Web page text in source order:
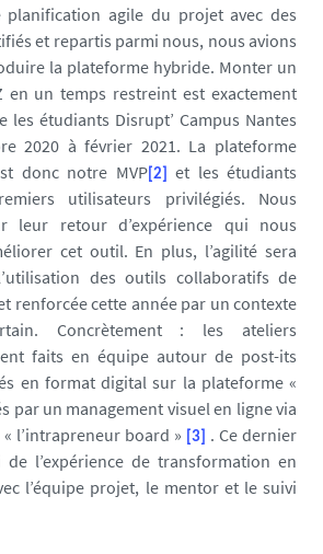
planification agile du projet avec des
et repartis parmi nous, nous avions
la plateforme hybride. Monter un
en un temps restreint est exactement
les étudiants Disrupt’ Campus Nantes
2020 à février 2021. La plateforme
donc notre MVP[2]
et les étudiants
utilisateurs privilégiés. Nous
leur retour d’expérience qui nous
cet outil. En plus, l’agilité sera
des outils collaboratifs de
renforcée cette année par un contexte
Concrètement : les ateliers
faits en équipe autour de post-its
en format digital sur la plateforme «
par un management visuel en ligne via
l’intrapreneur board »
[3]
. Ce dernier
l’expérience de transformation en
l’équipe projet, le mentor et le suivi